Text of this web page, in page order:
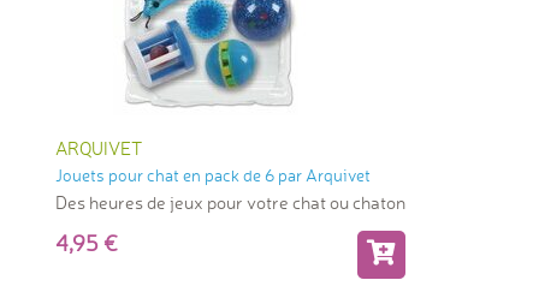
ARQUIVET
Jouets pour chat en pack de 6 par Arquivet
Des heures de jeux pour votre chat ou chaton
4,95